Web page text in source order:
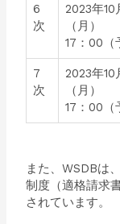
6
次
2023年10
（月）
17：00（
7
次
2023年10
（月）
17：00（
また、WSDBは
制度（適格請求
されています。